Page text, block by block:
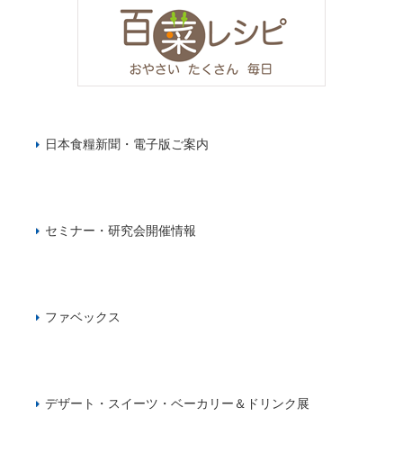
日本食糧新聞・電子版ご案内
セミナー・研究会開催情報
ファベックス
デザート・スイーツ・ベーカリー＆ドリンク展